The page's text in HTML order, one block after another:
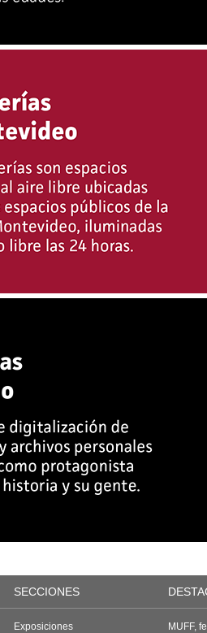
SECCIONES
Exposiciones
MUFF,